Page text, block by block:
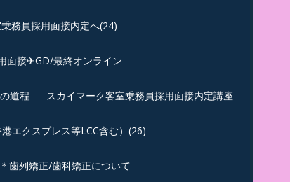
務員採用面接内定へ(24)
面接✈GD/最終オンライン
道程 スカイマーク客室乗務員採用面接内定講座
エクスプレス等LCC含む）(26)
＊歯列矯正/歯科矯正について